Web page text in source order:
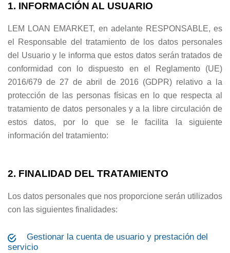
1. INFORMACIÓN AL USUARIO
LEM LOAN EMARKET, en adelante RESPONSABLE, es
el Responsable del tratamiento de los datos personales
del Usuario y le informa que estos datos serán tratados de
conformidad con lo dispuesto en el Reglamento (UE)
2016/679 de 27 de abril de 2016 (GDPR) relativo a la
protección de las personas físicas en lo que respecta al
tratamiento de datos personales y a la libre circulación de
estos datos, por lo que se le facilita la siguiente
información del tratamiento:
2. FINALIDAD DEL TRATAMIENTO
Los datos personales que nos proporcione serán utilizados
con las siguientes finalidades:
Gestionar la cuenta de usuario y prestación del
servicio